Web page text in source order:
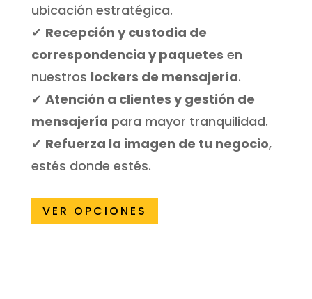
ubicación estratégica.
✔ Recepción y custodia de
correspondencia y paquetes en
nuestros lockers de mensajería.
✔ Atención a clientes y gestión de
mensajería para mayor tranquilidad.
✔ Refuerza la imagen de tu negocio,
estés donde estés.
VER OPCIONES